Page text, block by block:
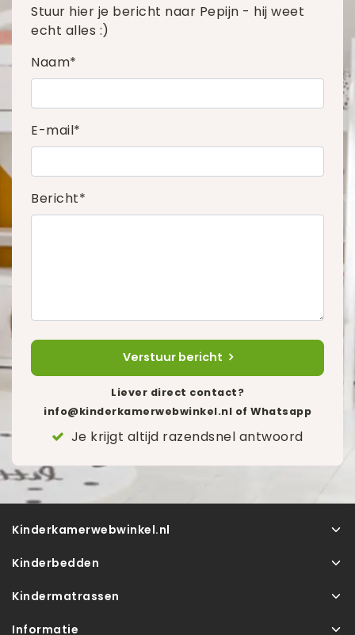
Stuur hier je bericht naar Pepijn - hij weet
echt alles :)
Naam*
E-mail*
Bericht*
Verstuur bericht
Liever direct contact?
info@kinderkamerwebwinkel.nl of Whatsapp
Je krijgt altijd razendsnel antwoord
Kinderkamerwebwinkel.nl
Kinderbedden
Kindermatrassen
Informatie